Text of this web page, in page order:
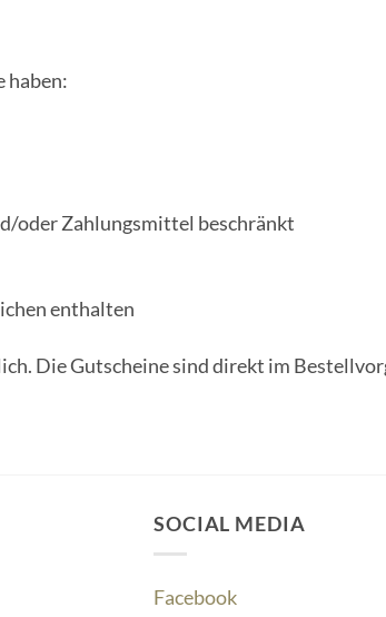
haben:
oder Zahlungsmittel beschränkt
enthalten
Die Gutscheine sind direkt im
SOCIAL MEDIA
Facebook